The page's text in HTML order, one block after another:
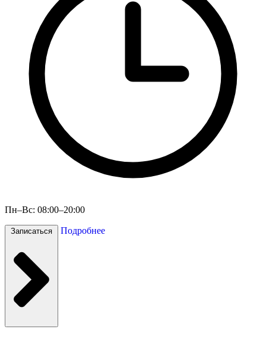
Пн–Вс: 08:00–20:00
Записаться Подробнее